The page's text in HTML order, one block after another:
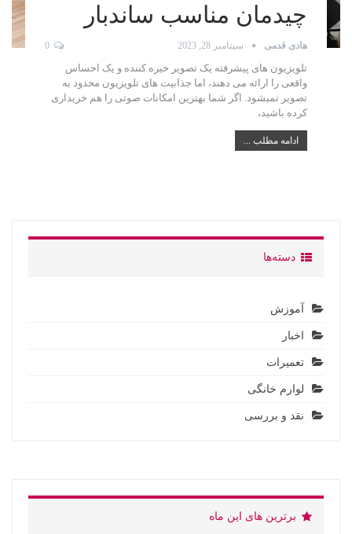
چیدمان مناسب ساندبار
هادی قدمی سپتامبر 28, 2023 0
تلویزیون های پیشرفته یک تصویر خیره کننده و یک احساس
واقعی را ارائه می دهند، اما جذابیت های تلویزیون محدود به
تصویر نمیشود. اگر شما بهترین امکانات صوتی را هم خریداری
کرده باشید،
ادامه مطلب ...
دسته‌ها
آموزش
اخبار
تعمیرات
لوارم خانگی
نقد و بررسی
برترین های این ماه